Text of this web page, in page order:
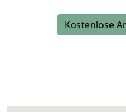
Kostenlose